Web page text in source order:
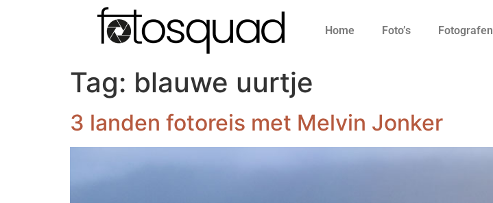
Home Foto’s Fotografen
Tag: blauwe uurtje
3 landen fotoreis met Melvin Jonker